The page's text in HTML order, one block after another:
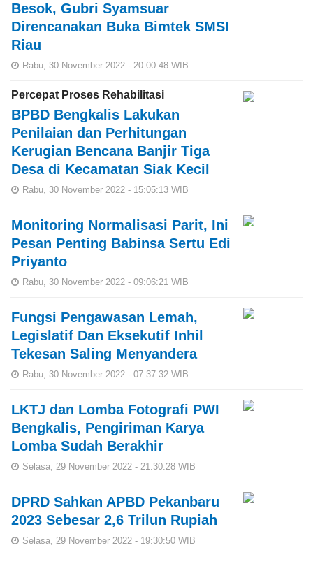
Besok, Gubri Syamsuar
Direncanakan Buka Bimtek SMSI
Riau
Rabu, 30 November 2022 - 20:00:48 WIB
Percepat Proses Rehabilitasi
BPBD Bengkalis Lakukan
Penilaian dan Perhitungan
Kerugian Bencana Banjir Tiga
Desa di Kecamatan Siak Kecil
Rabu, 30 November 2022 - 15:05:13 WIB
Monitoring Normalisasi Parit, Ini
Pesan Penting Babinsa Sertu Edi
Priyanto
Rabu, 30 November 2022 - 09:06:21 WIB
Fungsi Pengawasan Lemah,
Legislatif Dan Eksekutif Inhil
Tekesan Saling Menyandera
Rabu, 30 November 2022 - 07:37:32 WIB
LKTJ dan Lomba Fotografi PWI
Bengkalis, Pengiriman Karya
Lomba Sudah Berakhir
Selasa, 29 November 2022 - 21:30:28 WIB
DPRD Sahkan APBD Pekanbaru
2023 Sebesar 2,6 Trilun Rupiah
Selasa, 29 November 2022 - 19:30:50 WIB